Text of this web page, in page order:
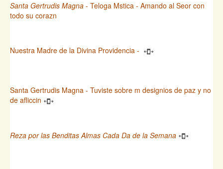
Santa Gertrudis Magna - Teloga Mstica - Amando al Seor con
todo su corazn
Nuestra Madre de la Divina Providencia -
Santa Gertrudis Magna - Tuviste sobre m designios de paz y no
de afliccin
Reza por las Benditas Almas Cada Da de la Semana